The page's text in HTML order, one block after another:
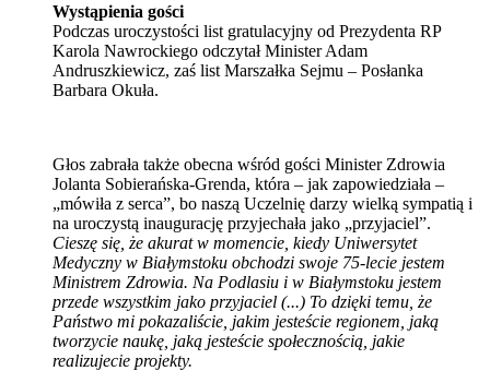
Wystąpienia gości
Podczas uroczystości list gratulacyjny od Prezydenta RP
Karola Nawrockiego odczytał Minister Adam
Andruszkiewicz, zaś list Marszałka Sejmu – Posłanka
Barbara Okuła.
Głos zabrała także obecna wśród gości Minister Zdrowia
Jolanta Sobierańska-Grenda, która – jak zapowiedziała –
„mówiła z serca”, bo naszą Uczelnię darzy wielką sympatią i
na uroczystą inaugurację przyjechała jako „przyjaciel”.
Cieszę się, że akurat w momencie, kiedy Uniwersytet
Medyczny w Białymstoku obchodzi swoje 75-lecie jestem
Ministrem Zdrowia. Na Podlasiu i w Białymstoku jestem
przede wszystkim jako przyjaciel (...) To dzięki temu, że
Państwo mi pokazaliście, jakim jesteście regionem, jaką
tworzycie naukę, jaką jesteście społecznością, jakie
realizujecie projekty.